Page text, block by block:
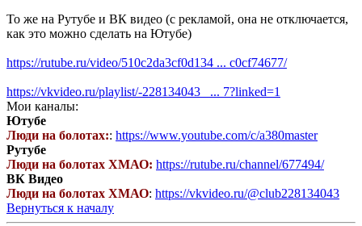
То же на Рутубе и ВК видео (с рекламой, она не отключается,
как это можно сделать на Ютубе)
https://rutube.ru/video/510c2da3cf0d134 ... c0cf74677/
https://vkvideo.ru/playlist/-228134043_ ... 7?linked=1
Мои каналы:
Ютубе
Люди на болотах:: https://www.youtube.com/c/a380master
Рутубе
Люди на болотах ХМАО: https://rutube.ru/channel/677494/
ВК Видео
Люди на болотах ХМАО: https://vkvideo.ru/@club228134043
Вернуться к началу